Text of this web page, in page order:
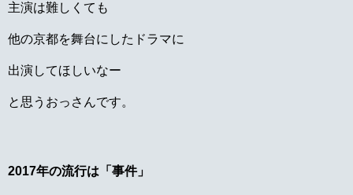
主演は難しくても
他の京都を舞台にしたドラマに
出演してほしいなー
と思うおっさんです。
2017年の流行は「事件」